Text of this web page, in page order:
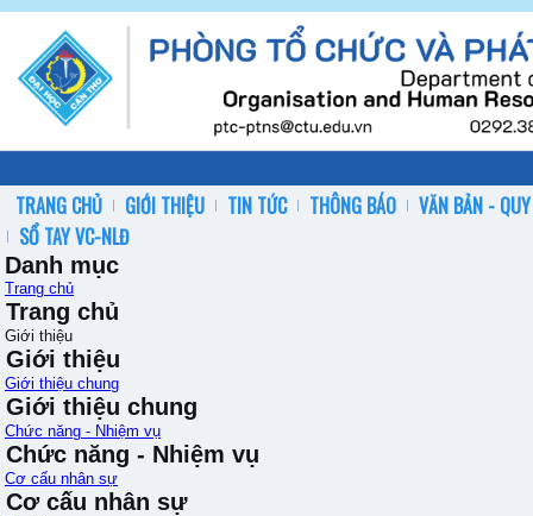
TRANG CHỦ GIỚI THIỆU TIN TỨC THÔNG BÁO
VĂN BẢN -
SỔ TAY VC-NLĐ
Danh mục
Trang chủ
Trang chủ
Giới thiệu
Giới thiệu
Giới thiệu chung
Giới thiệu chung
Chức năng - Nhiệm vụ
Chức năng - Nhiệm vụ
Cơ cấu nhân sự
Cơ cấu nhân sự